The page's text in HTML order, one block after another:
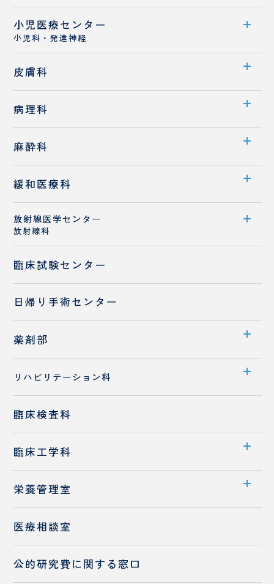
医師紹介
救急医療センター案内
小児医療センター
小児科・発達神経
センター案内
医師紹介
専門外来
皮膚科
診療科案内
診療概要
医師紹介
病理科
診療科案内
医師紹介
麻酔科
診療科案内
診療概要
スタッフ紹介
緩和医療科
診療科紹介
医師紹介
放射線医学センター
放射線科
センター案内
診療概要
検査装置のご紹介
臨床試験センター
日帰り手術センター
薬剤部
部門案内
入職をお考えの方へ
先輩職員へのQ&A
保険調剤薬局の皆様へ
リハビリテーション科
部門案内
業務内容
入職をお考えの方へ
臨床検査科
臨床工学科
部門案内
業務内容
高気圧酸素治療室
入職をお考えの方へ
栄養管理室
部門案内
お食事・栄養相談
チーム医療の推進
医療相談室
公的研究費に関する窓口